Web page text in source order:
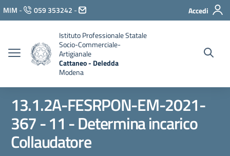
Vai ai contenuti
Vai al menu di navigazione
Vai al footer
MIM - 059 353242 - Accedi
Istituto Professionale Statale
Socio-Commerciale-
Artigianale
Cattaneo - Deledda
Modena
13.1.2A-FESRPON-EM-2021-
367 - 11 - Determina incarico
Collaudatore